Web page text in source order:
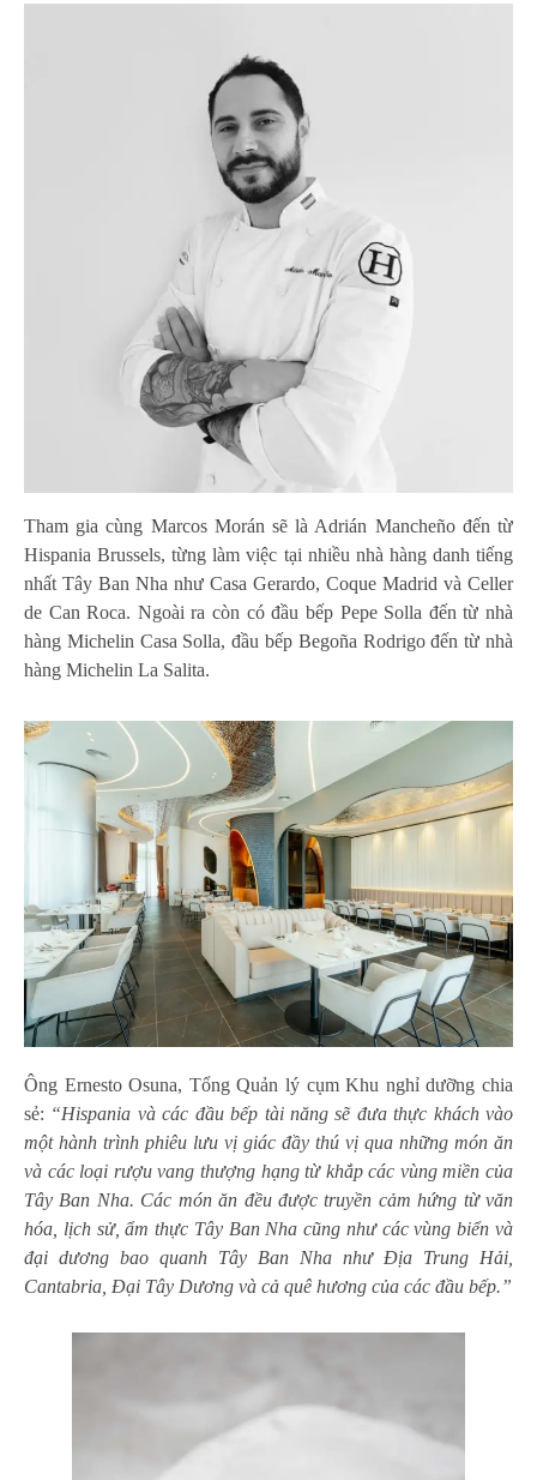
Tham gia cùng Marcos Morán sẽ là Adrián Mancheño đến từ
Hispania Brussels, từng làm việc tại nhiều nhà hàng danh tiếng
nhất Tây Ban Nha như Casa Gerardo, Coque Madrid và Celler
de Can Roca. Ngoài ra còn có đầu bếp Pepe Solla đến từ nhà
hàng Michelin Casa Solla, đầu bếp Begoña Rodrigo đến từ nhà
hàng Michelin La Salita.
Ông Ernesto Osuna, Tổng Quản lý cụm Khu nghỉ dưỡng chia
sẻ: “Hispania và các đầu bếp tài năng sẽ đưa thực khách vào
một hành trình phiêu lưu vị giác đầy thú vị qua những món ăn
và các loại rượu vang thượng hạng từ khắp các vùng miền của
Tây Ban Nha. Các món ăn đều được truyền cảm hứng từ văn
hóa, lịch sử, ẩm thực Tây Ban Nha cũng như các vùng biển và
đại dương bao quanh Tây Ban Nha như Địa Trung Hải,
Cantabria, Đại Tây Dương và cả quê hương của các đầu bếp.”